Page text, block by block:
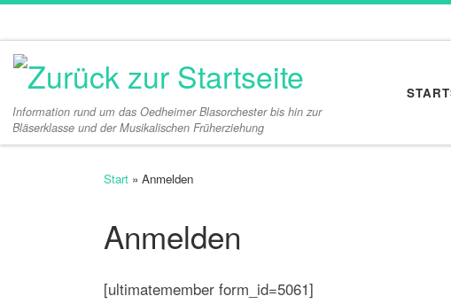
Information rund um das Oedheimer Blasorchester bis hin zur
Bläserklasse und der Musikalischen Früherziehung
Start » Anmelden
Anmelden
[ultimatemember form_id=5061]